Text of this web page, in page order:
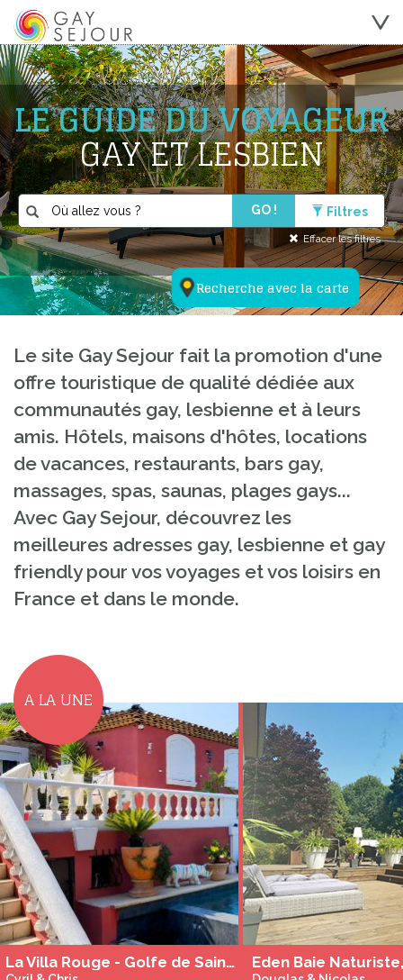
Recherche avec la carte
LE GUIDE DU VOYAGEUR
GAY ET LESBIEN
GO ! Filtres
Effacer les filtres
Le site Gay Sejour fait la promotion d'une
offre touristique de qualité dédiée aux
communautés gay, lesbienne et à leurs
amis. Hôtels, maisons d'hôtes, locations
de vacances, restaurants, bars gay,
massages, spas, saunas, plages gays...
Avec Gay Sejour, découvrez les
meilleures adresses gay, lesbienne et gay
friendly pour vos voyages et vos loisirs en
France et dans le monde.
A LA UNE
La Villa Rouge - Golfe de Saint-Tropez - 100% gay only - Piscine Chauffée - SPA